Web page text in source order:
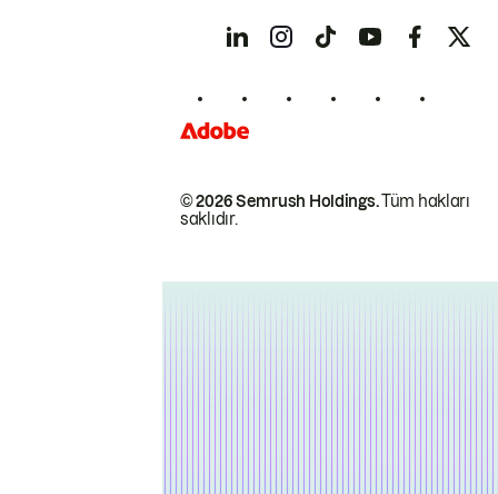
© 2026 Semrush Holdings.Tüm hakları
saklıdır.